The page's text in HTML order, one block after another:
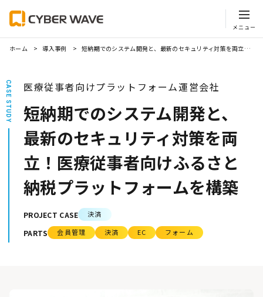
ホーム 導入事例 短納期でのシステム開発と、最新のセキュリティ対策を両立！医療従事者向けふるさと納税プラットフォームを構築
CASE STUDY 医療従事者向けプラットフォーム運営会社
短納期でのシステム開発と、
最新のセキュリティ対策を両
立！医療従事者向けふるさと
納税プラットフォームを構築
PROJECT CASE 決済
PARTS 会員管理 決済 EC フォーム